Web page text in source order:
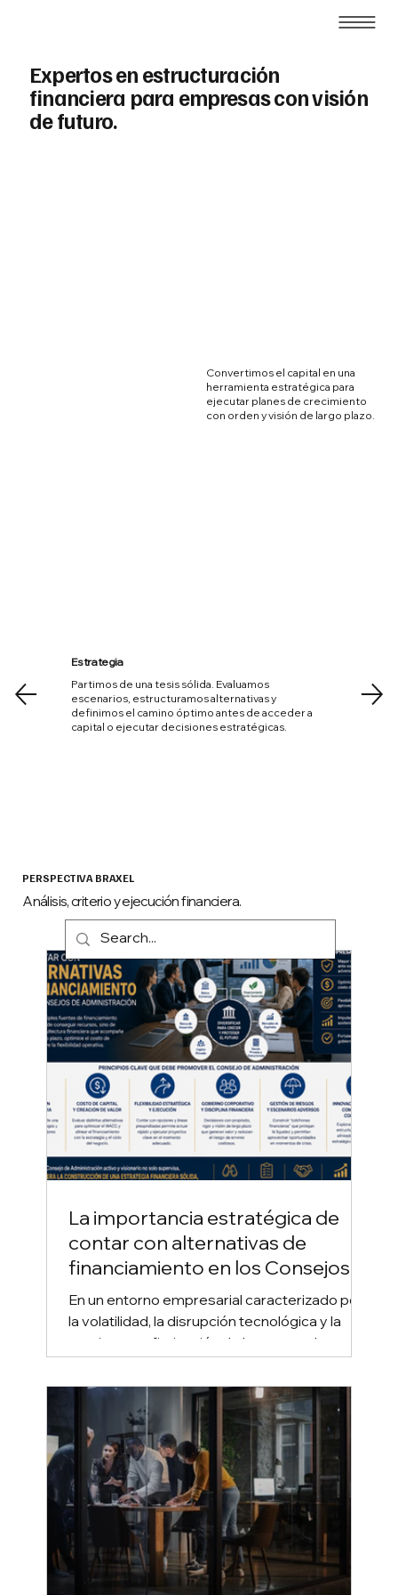
Expertos en estructuración
financiera para empresas con visión
de futuro.
Convertimos el capital en una
herramienta estratégica para
ejecutar planes de crecimiento
con orden y visión de largo plazo.
Estrategia
Partimos de una tesis sólida. Evaluamos
escenarios, estructuramos alternativas y
definimos el camino óptimo antes de acceder a
capital o ejecutar decisiones estratégicas.
PERSPECTIVA BRAXEL
Análisis, criterio y ejecución financiera.
La importancia estratégica de
contar con alternativas de
financiamiento en los Consejos
de Administración
En un entorno empresarial caracterizado por
la volatilidad, la disrupción tecnológica y la
creciente sofisticación de los mercados
Administración ha evolucionado de un rol
meramente de supervisión hacia uno
profundamente estratégico. En este
contexto, la disponibilidad, diversificación y
estructuración inteligente de alternativas de
financiamiento se ha convertido en un
elemento central para la sostenibilidad, el
crecimiento y la resilie